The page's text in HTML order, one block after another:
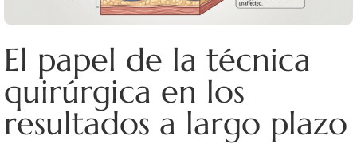
El papel de la técnica
quirúrgica en los
resultados a largo plazo